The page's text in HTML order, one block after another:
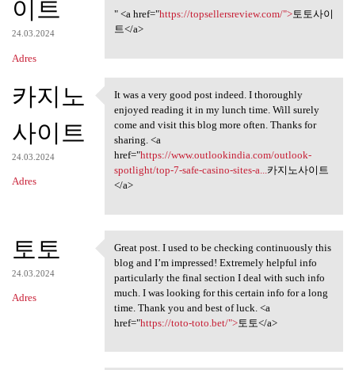
이트
24.03.2024
Adres
" <a href="https://topsellersreview.com/">토토사이
트</a>
카지노
사이트
24.03.2024
Adres
It was a very good post
It was a very good post indeed. I thoroughly
enjoyed reading it in my lunch time. Will surely
come and visit this blog more often. Thanks for
sharing. <a
href="https://www.outlookindia.com/outlook-
spotlight/top-7-safe-casino-sites-a...카지노사이트
</a>
토토
24.03.2024
Adres
Great post. I used to be
Great post. I used to be checking continuously this
blog and I’m impressed! Extremely helpful info
particularly the final section I deal with such info
much. I was looking for this certain info for a long
time. Thank you and best of luck. <a
href="https://toto-toto.bet/">토토</a>